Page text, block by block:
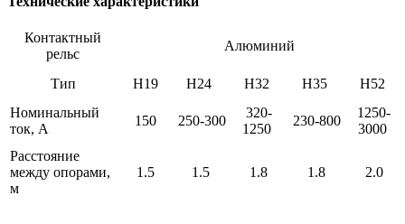
Контактный
рельс
Алюминий
Тип Н19 Н24 Н32 Н35
Н52
Номинальный
ток, А
150 250-300
320-
1250
230-800
1250-
3000
Расстояние
между опорами,
м
1.5 1.5 1.8 1.8 2.0